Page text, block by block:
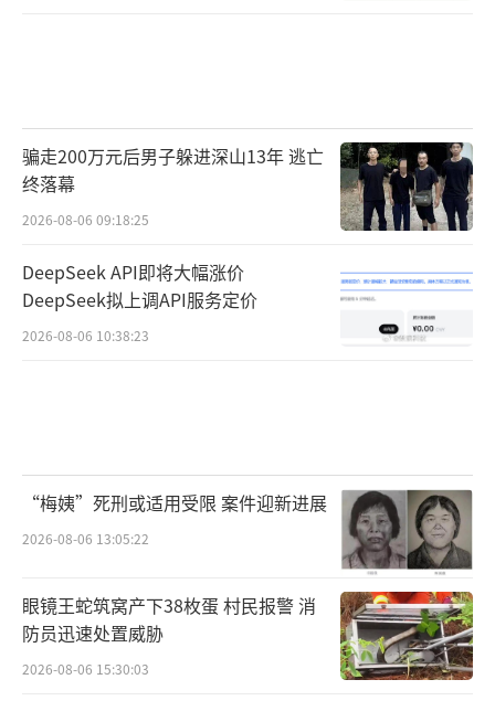
骗走200万元后男子躲进深山13年 逃亡
终落幕
2026-08-06 09:18:25
DeepSeek API即将大幅涨价
DeepSeek拟上调API服务定价
2026-08-06 10:38:23
“梅姨”死刑或适用受限 案件迎新进展
2026-08-06 13:05:22
眼镜王蛇筑窝产下38枚蛋 村民报警 消
防员迅速处置威胁
2026-08-06 15:30:03